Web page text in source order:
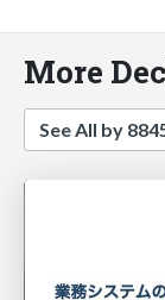
More
See All by